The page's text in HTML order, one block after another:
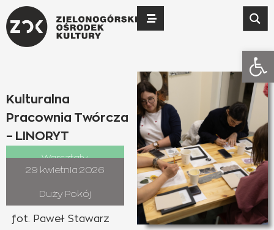
Kulturalna
Pracownia Twórcza
– LINORYT
Warsztaty
29 kwietnia 2026
Duży Pokój
fot. Paweł Stawarz